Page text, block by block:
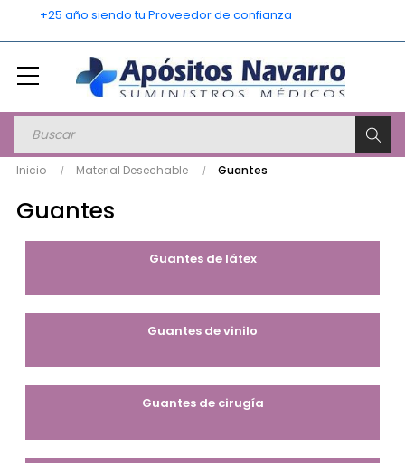
    +25 año siendo tu Proveedor de confianza
Inicio Material Desechable Guantes
Guantes
Guantes de látex
Guantes de vinilo
Guantes de cirugía